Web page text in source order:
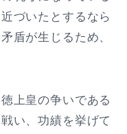
づいたとするなら
盾が生じるため、
上皇の争いである
い、功績を挙げて